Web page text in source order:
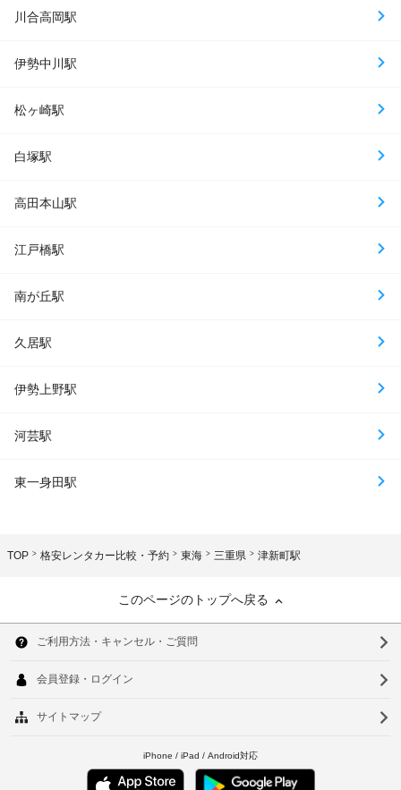
川合高岡駅
伊勢中川駅
松ヶ崎駅
白塚駅
高田本山駅
江戸橋駅
南が丘駅
久居駅
伊勢上野駅
河芸駅
東一身田駅
TOP 格安レンタカー比較・予約 東海 三重県 津新町駅
このページのトップへ戻る